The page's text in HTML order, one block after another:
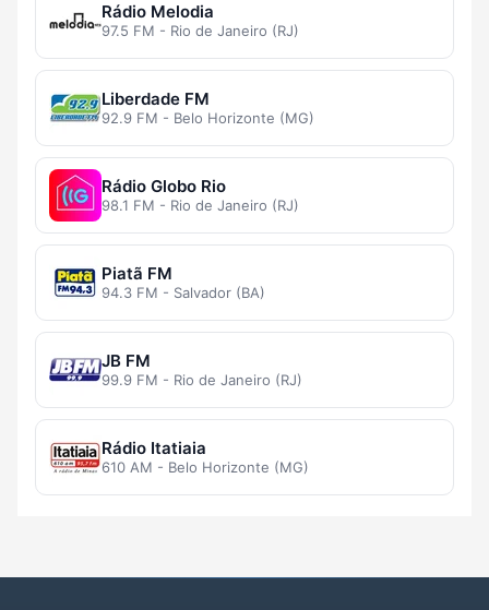
Rádio Melodia
97.5 FM - Rio de Janeiro (RJ)
Liberdade FM
92.9 FM - Belo Horizonte (MG)
Rádio Globo Rio
98.1 FM - Rio de Janeiro (RJ)
Piatã FM
94.3 FM - Salvador (BA)
JB FM
99.9 FM - Rio de Janeiro (RJ)
Rádio Itatiaia
610 AM - Belo Horizonte (MG)